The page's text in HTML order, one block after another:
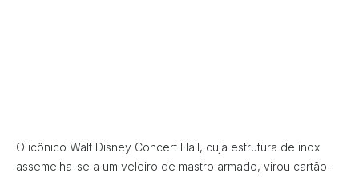
O icônico Walt Disney Concert Hall, cuja estrutura de inox
assemelha-se a um veleiro de mastro armado, virou cartão-